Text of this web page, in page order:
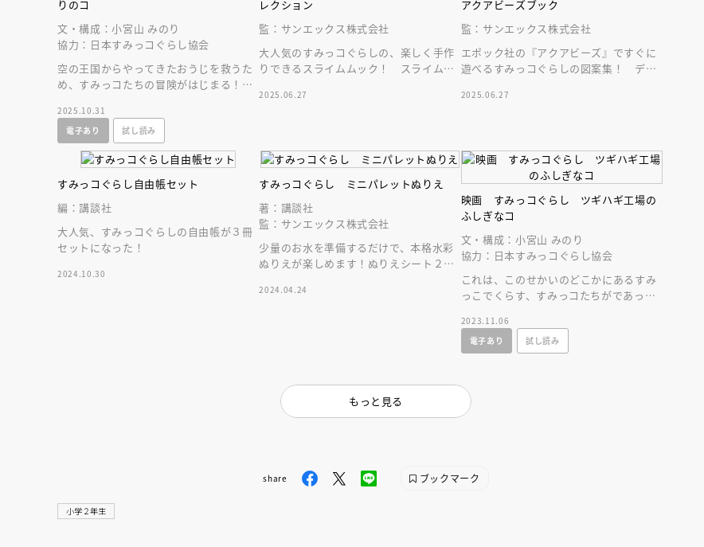
りのコ
文・構成：小宮山 みのり
協力：日本すみっコぐらし協会
空の王国からやってきたおうじを救うた
め、すみっコたちの冒険がはじまる！
本になったよ！
2025.10.31
電子あり
試し読み
レクション
監：サンエックス株式会社
大人気のすみっコぐらしの、楽しく手作
りできるスライムムック！ スライムデ
てるよ！
2025.06.27
アクアビーズブック
監：サンエックス株式会社
エポック社の『アクアビーズ』ですぐに
遊べるすみっコぐらしの図案集！ デザ
まらない１冊！
2025.06.27
すみっコぐらし自由帳セット
編：講談社
大人気、すみっコぐらしの自由帳が３冊
セットになった！
2024.10.30
すみっコぐらし ミニパレットぬりえ
著：講談社
監：サンエックス株式会社
少量のお水を準備するだけで、本格水彩
ぬりえが楽しめます！ぬりえシート２０
2024.04.24
映画 すみっコぐらし ツギハギ工場の
ふしぎなコ
文・構成：小宮山 みのり
協力：日本すみっコぐらし協会
これは、このせかいのどこかにあるすみ
っこでくらす、すみっコたちがであった
絵本化！
2023.11.06
電子あり
試し読み
もっと見る
share ブックマーク
小学２年生